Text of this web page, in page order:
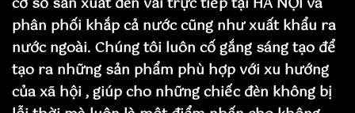
phân phối khắp cả nước cũng như xuất khẩu ra
nước ngoài. Chúng tôi luôn cố gắng sáng tạo để
tạo ra những sản phẩm phù hợp với xu hướng
của xã hội , giúp cho những chiếc đèn không bị